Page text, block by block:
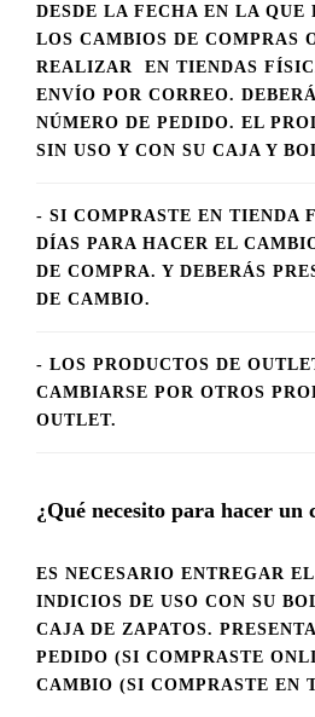
DESDE LA FECHA EN LA QUE
LOS CAMBIOS DE COMPRAS
REALIZAR EN TIENDAS
ENVÍO POR CORREO.
NÚMERO DE PEDIDO. EL
SIN USO Y CON SU CAJA Y
- SI COMPRASTE EN TIENDA
DÍAS PARA HACER EL
DE COMPRA. Y DEBERÁS
DE CAMBIO.
- LOS PRODUCTOS DE
CAMBIARSE POR OTROS
OUTLET.
¿Qué necesito para hacer un
ES NECESARIO ENTREGAR
INDICIOS DE USO CON SU
CAJA DE ZAPATOS.
PEDIDO (SI COMPRASTE
CAMBIO (SI COMPRASTE EN